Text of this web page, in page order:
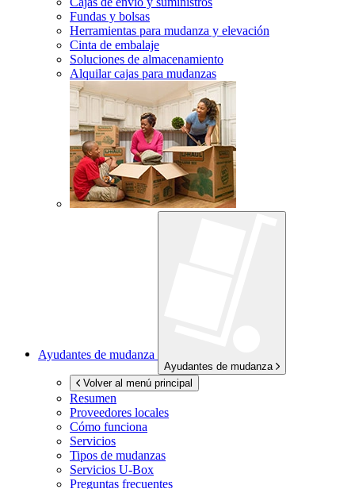
Fundas y bolsas
Herramientas para mudanza y elevación
Cinta de embalaje
Soluciones de almacenamiento
Alquilar cajas para mudanzas
Ayudantes de mudanza
Ayudantes de mudanza
Volver al menú principal
Resumen
Proveedores locales
Cómo funciona
Servicios
Tipos de mudanzas
Servicios U-Box
Preguntas frecuentes